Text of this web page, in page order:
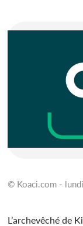
© Koaci.com -
L’archevêché de